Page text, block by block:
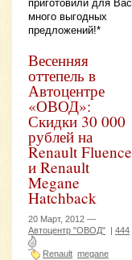
приготовили для Вас
много выгодных
предложений!*
Весенняя
оттепель в
Автоцентре
«ОВОД»:
Скидки 30 000
рублей на
Renault Fluence
и Renault
Megane
Hatchback
20 Март, 2012 —
Автоцентр "ОВОД" | 444
Renault megane